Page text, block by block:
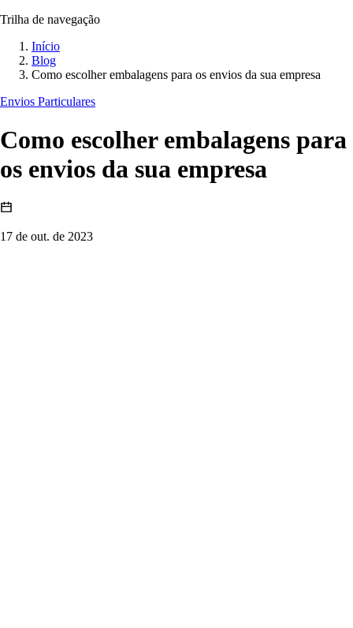
Trilha de navegação
Início
Blog
Como escolher embalagens para os envios da sua empresa
Envios Particulares
Como escolher embalagens para
os envios da sua empresa
17 de out. de 2023